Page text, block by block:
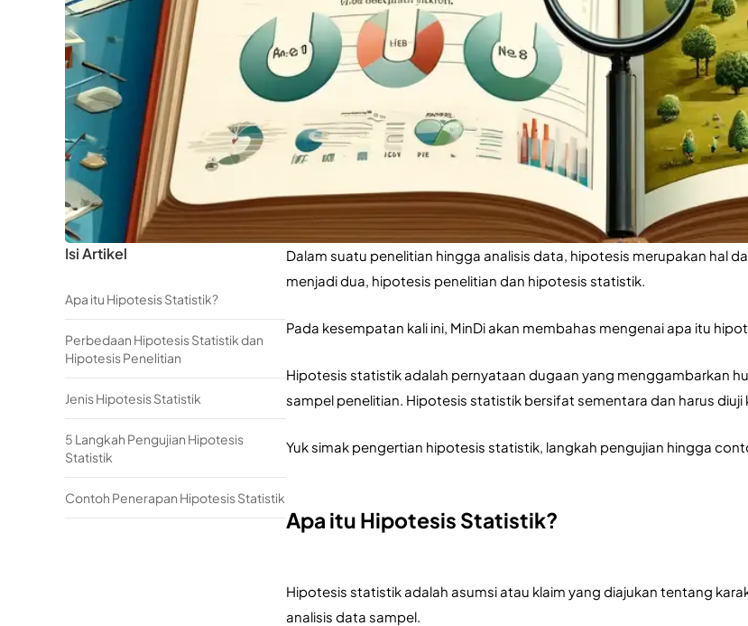
Isi Artikel
Apa itu Hipotesis Statistik?
Perbedaan Hipotesis Statistik dan
Hipotesis Penelitian
Jenis Hipotesis Statistik
5 Langkah Pengujian Hipotesis
Statistik
Contoh Penerapan Hipotesis Statistik
Dalam suatu penelitian hingga analisis data, hipotesis merupakan hal
menjadi dua, hipotesis penelitian dan hipotesis statistik.
Pada kesempatan kali ini, MinDi akan membahas mengenai apa itu
Hipotesis statistik adalah pernyataan dugaan yang menggambarkan
sampel penelitian. Hipotesis statistik bersifat sementara dan harus diuji
Yuk simak pengertian hipotesis statistik, langkah pengujian hingga
Apa itu Hipotesis Statistik?
Hipotesis statistik adalah asumsi atau klaim yang diajukan tentang
analisis data sampel.